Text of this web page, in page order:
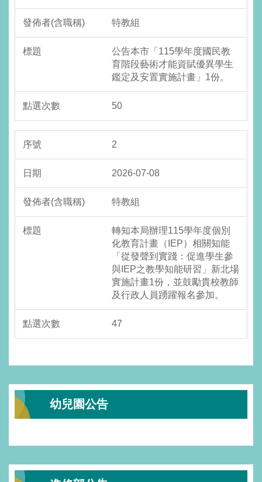
特教組
公告本市「115學年度國民教
育階段藝術才能資賦優異學生
鑑定及安置實施計畫」1份。
50
2
2026-07-08
特教組
轉知本局辦理115學年度個別
化教育計畫（IEP）相關知能
「從發聲到實踐：促進學生參
與IEP之教學知能研習」新北場
實施計畫1份，並鼓勵貴校教師
及行政人員踴躍報名參加。
47
幼兒園公告